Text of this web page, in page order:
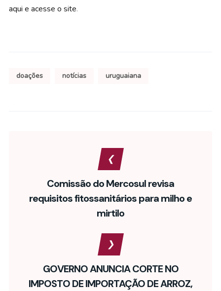
aqui e acesse o site.
doações notícias uruguaiana
Comissão do Mercosul revisa
requisitos fitossanitários para milho e
mirtilo
GOVERNO ANUNCIA CORTE NO
IMPOSTO DE IMPORTAÇÃO DE ARROZ,